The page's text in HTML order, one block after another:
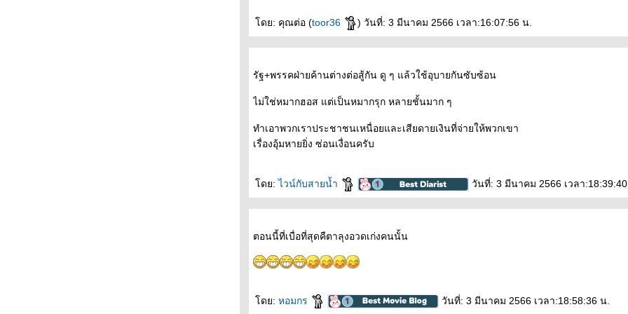
ดย: คุณต่อ (toor36 ) วันที่: 3 มีนาคม 2566 เวลา:16:07:56 น.
รัฐ+พรรคฝ่ายค้านต่างต่อสู้กัน ดู ๆ แล้วใช้อุบายกันซับซ้อน
ไม่ใช่หมากฮอส แต่เป็นหมากรุก หลายชั้นมาก ๆ
ทำเอาพวกเราประชาชนเหนื่อยและเสียดายเงินที่จ่ายให้พวกเขา
เรื่องอุ้มหายยิ่ง ซ่อนเงื่อนครับ
ดย:ไวน์กับสายน้ำ วันที่: 3 มีนาคม 2566 เวลา
ตอนนี้ที่เบื่อที่สุดคืตาลุงอวดเก่งคนนั้น
ดย: หอมกร วันที่: 3 มีนาคม 2566 เวลา:18:58:36 น.